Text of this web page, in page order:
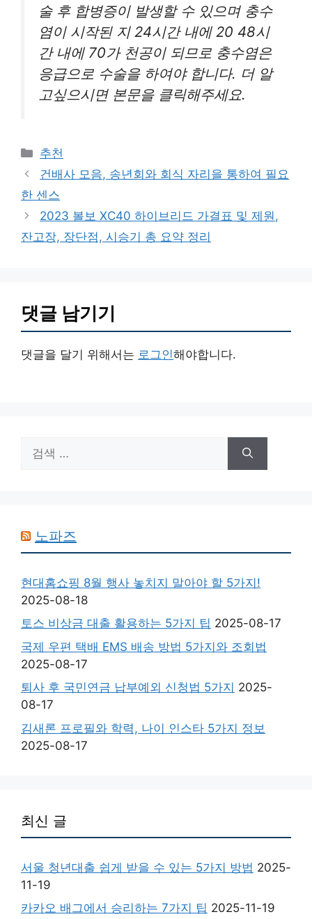
술 후 합병증이 발생할 수 있으며 충수
염이 시작된 지 24시간 내에 20 48시
간 내에 70가 천공이 되므로 충수염은
응급으로 수술을 하여야 합니다. 더 알
고싶으시면 본문을 클릭해주세요.
카
테
리
추천
건배사 모음, 송년회와 회식 자리을 통하여 필요
한 센스
2023 볼보 XC40 하이브리드 가결표 및 제원,
잔고장, 장단점, 시승기 총 요약 정리
댓글 남기기
댓글을 달기 위해서는 로그인해야합니다.
색:
노파즈
현대홈쇼핑 8월 행사 놓치지 말아야 할 5가지!
2025-08-18
토스 비상금 대출 활용하는 5가지 팁 2025-08-17
국제 우편 택배 EMS 배송 방법 5가지와 조회법
2025-08-17
퇴사 후 국민연금 납부예외 신청법 5가지 2025-
08-17
김새론 프로필와 학력, 나이 인스타 5가지 정보
2025-08-17
최신 글
서울 청년대출 쉽게 받을 수 있는 5가지 방법 2025-
11-19
카카오 배그에서 승리하는 7가지 팁 2025-11-19